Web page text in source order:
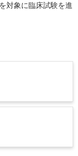
対象に臨床試験を進